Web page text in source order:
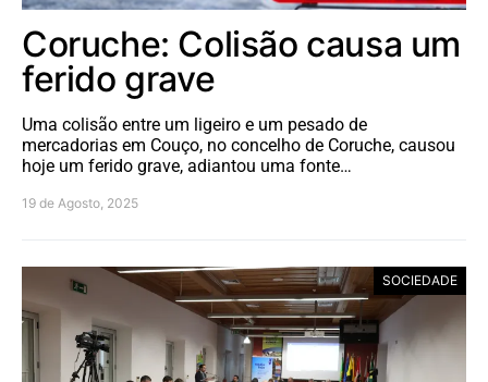
Coruche: Colisão causa um
ferido grave
Uma colisão entre um ligeiro e um pesado de
mercadorias em Couço, no concelho de Coruche, causou
hoje um ferido grave, adiantou uma fonte…
19 de Agosto, 2025
SOCIEDADE